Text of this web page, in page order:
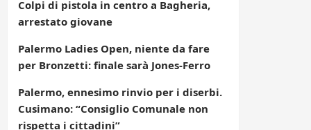
Colpi di pistola in centro a Bagheria,
arrestato giovane
Palermo Ladies Open, niente da fare
per Bronzetti: finale sarà Jones-Ferro
Palermo, ennesimo rinvio per i diserbi.
Cusimano: “Consiglio Comunale non
rispetta i cittadini”